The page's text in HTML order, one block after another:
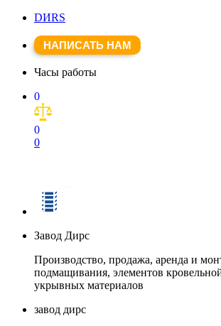
DИRS
НАПИСАТЬ НАМ
Часы работы
0
0
0
Завод Дирс
Производство, продажа, аренда и
подмащивания, элементов
укрывных материалов
завод дирс